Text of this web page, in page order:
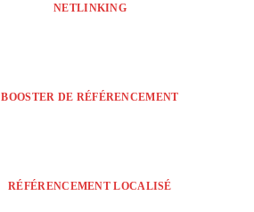
NETLINKING
BOOSTER DE RÉFÉRENCEMENT
RÉFÉRENCEMENT LOCALISÉ